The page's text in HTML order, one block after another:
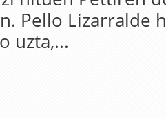
Pello Lizarralde
uzta,...